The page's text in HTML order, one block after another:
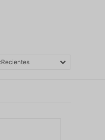
Recientes